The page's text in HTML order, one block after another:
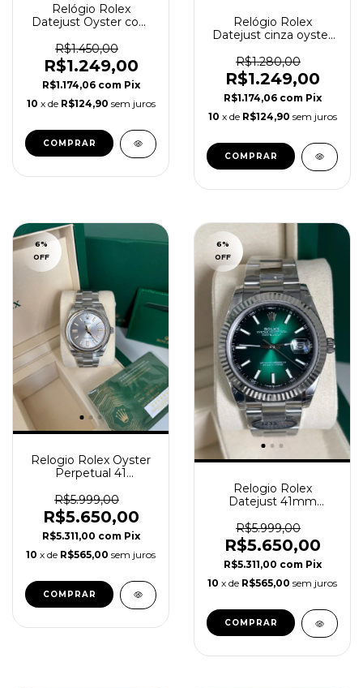
Relógio Rolex
Datejust Oyster com
R$1.450,00
R$1.249,00
R$1.174,06 com Pix
10 x de R$124,90 sem juros
Relógio Rolex
Datejust cinza oyster
R$1.280,00
R$1.249,00
R$1.174,06 com Pix
10 x de R$124,90 sem juros
6%
OFF
Relogio Rolex Oyster
Perpetual 41
Super Clone
R$5.999,00
R$5.650,00
R$5.311,00 com Pix
10 x de R$565,00 sem juros
6%
OFF
Relogio Rolex
Datejust 41mm
Lançamento Verde
Super Clone
R$5.999,00
R$5.650,00
R$5.311,00 com Pix
10 x de R$565,00 sem juros